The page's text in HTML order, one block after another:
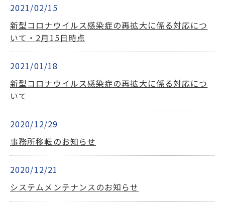
2021/02/15
新型コロナウイルス感染症の再拡大に係る対応につ
いて・2月15日時点
2021/01/18
新型コロナウイルス感染症の再拡大に係る対応につ
いて
2020/12/29
事務所移転のお知らせ
2020/12/21
システムメンテナンスのお知らせ